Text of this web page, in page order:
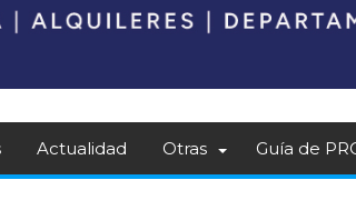
Actualidad Otras Guía de